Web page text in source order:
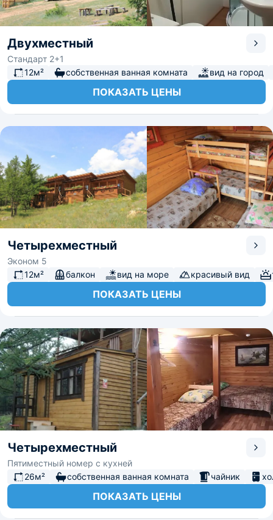
Двухместный
Стандарт 2+1
12м²
собственная ванная комната вид на город
ПОКАЗАТЬ ЦЕНЫ
Четырехместный
Эконом 5
12м²
балкон вид на море красивый вид
ПОКАЗАТЬ ЦЕНЫ
Четырехместный
Пятиместный номер с кухней
26м²
собственная ванная комната чайник
ПОКАЗАТЬ ЦЕНЫ